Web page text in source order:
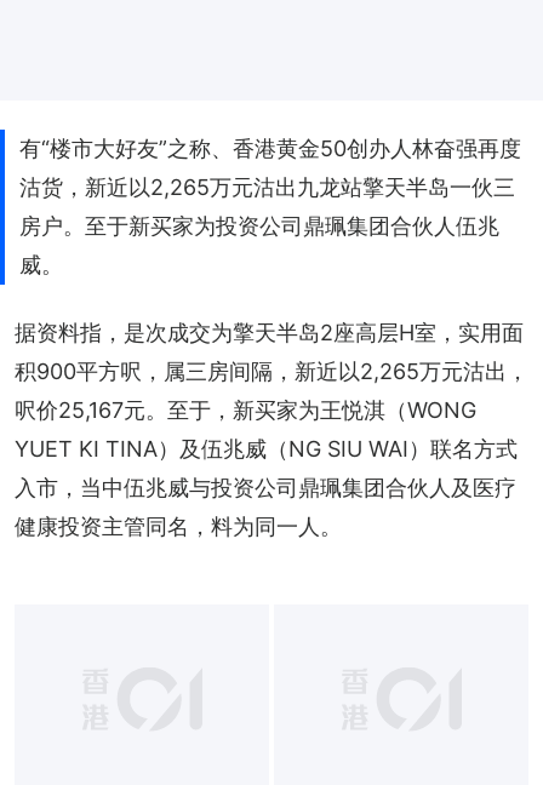
有“楼市大好友”之称、香港黄金50创办人林奋强再度
沽货，新近以2,265万元沽出九龙站擎天半岛一伙三
房户。至于新买家为投资公司鼎珮集团合伙人伍兆
威。
据资料指，是次成交为擎天半岛2座高层H室，实用面
积900平方呎，属三房间隔，新近以2,265万元沽出，
呎价25,167元。至于，新买家为王悦淇（WONG
YUET KI TINA）及伍兆威（NG SIU WAI）联名方式
入市，当中伍兆威与投资公司鼎珮集团合伙人及医疗
健康投资主管同名，料为同一人。